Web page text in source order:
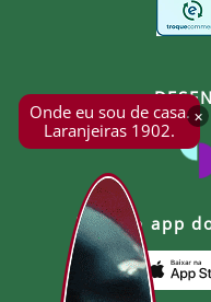
×
Onde eu sou de casa.
Laranjeiras 1902.
Baixe o app